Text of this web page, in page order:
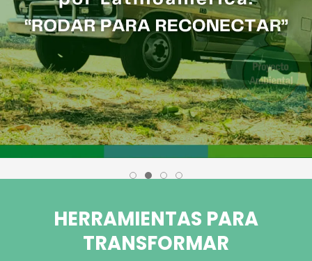
HERRAMIENTAS PARA
TRANSFORMAR